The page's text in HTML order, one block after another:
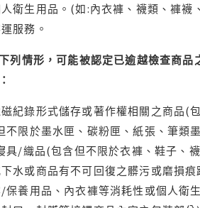
衛生用品。(如:內衣褲、襪類、褲襪
服務。
列情形，可能被認定已逾越檢查商
紀錄形式儲存或著作權相關之商品(
不限於墨水匣、碳粉匣、紙張、筆類
具/織品(包含但不限於衣褲、鞋子、
水或商品有不可回復之髒污或磨損痕
保養用品、內衣褲等消耗性或個人衛